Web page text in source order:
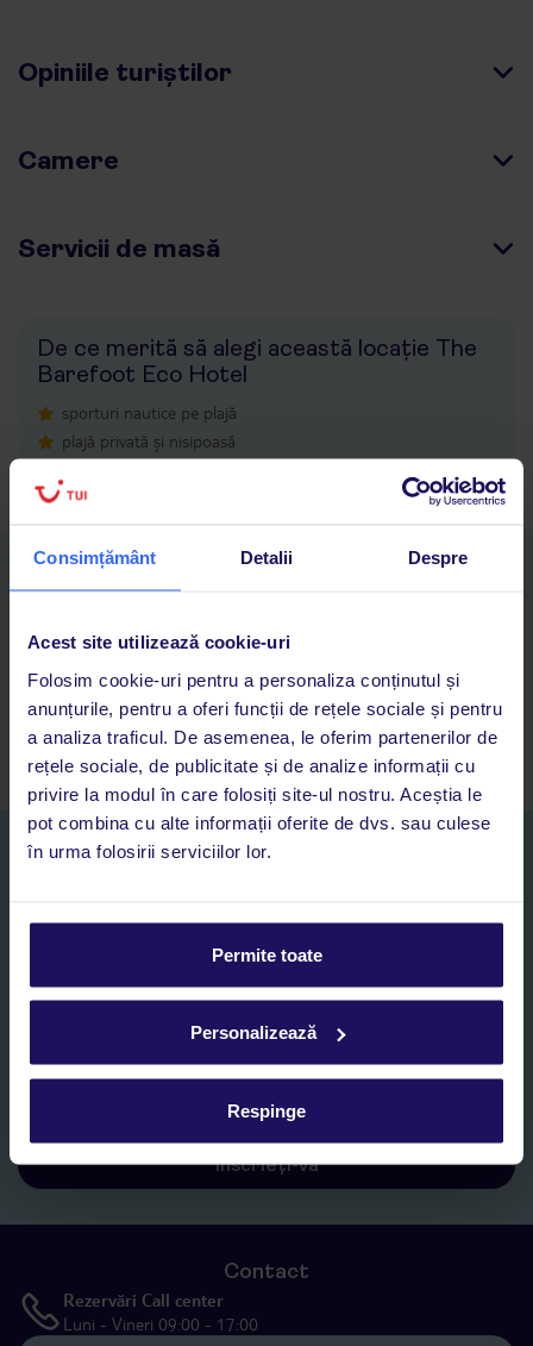
Consimțământ Detalii Despre
Acest site utilizează cookie-uri
Folosim cookie-uri pentru a personaliza conținutul și
anunțurile, pentru a oferi funcții de rețele sociale și pentru
a analiza traficul. De asemenea, le oferim partenerilor de
rețele sociale, de publicitate și de analize informații cu
privire la modul în care folosiți site-ul nostru. Aceștia le
pot combina cu alte informații oferite de dvs. sau culese
în urma folosirii serviciilor lor.
Permite toate
Personalizează
Respinge
Opiniile turiștilor
Camere
Servicii de masă
De ce merită să alegi această locație The
Barefoot Eco Hotel
sporturi nautice pe plajă
plajă privată și nisipoasă
Descarcă acum aplicația TUI
Adaugi la favorite vacanțele care îți plac și revii oricând la ele
singură aplicație
Asistență 24/7 prin chat, pe toată durata vacanței
Abonați-vă la newsletter
Sunt de acord cu prelucrarea datelor mele personale de către TUI
specificat în„Informații privind prelucrarea datelor cu caracter
, prin mijloace electronice de comunicare (e-mail),
Înscrieți-vă
Contact
Rezervări Call center
Luni - Vineri 09:00 - 17:00